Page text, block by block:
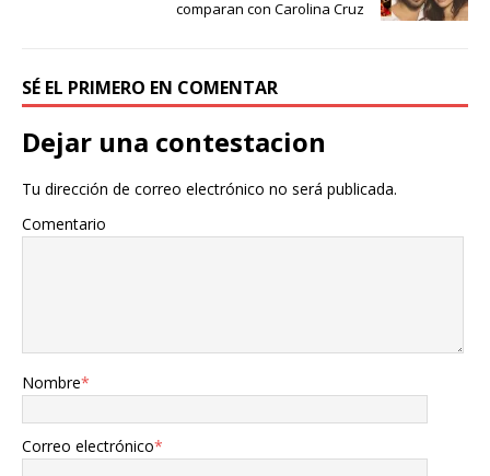
comparan con Carolina Cruz
SÉ EL PRIMERO EN COMENTAR
Dejar una contestacion
Tu dirección de correo electrónico no será publicada.
Comentario
Nombre*
Correo electrónico*